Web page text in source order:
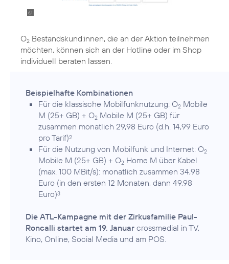
O2 Bestandskund:innen, die an der Aktion teilnehmen
möchten, können sich an der Hotline oder im Shop
individuell beraten lassen.
Beispielhafte Kombinationen
Für die klassische Mobilfunknutzung: O2 Mobile
M (25+ GB) + O2 Mobile M (25+ GB) für
zusammen monatlich 29,98 Euro (d.h. 14,99 Euro
pro Tarif)2
Für die Nutzung von Mobilfunk und Internet: O2
Mobile M (25+ GB) + O2 Home M über Kabel
(max. 100 MBit/s): monatlich zusammen 34,98
Euro (in den ersten 12 Monaten, dann 49,98
Euro)3
Die ATL-Kampagne mit der Zirkusfamilie Paul-
Roncalli startet am 19. Januar crossmedial in TV,
Kino, Online, Social Media und am POS.